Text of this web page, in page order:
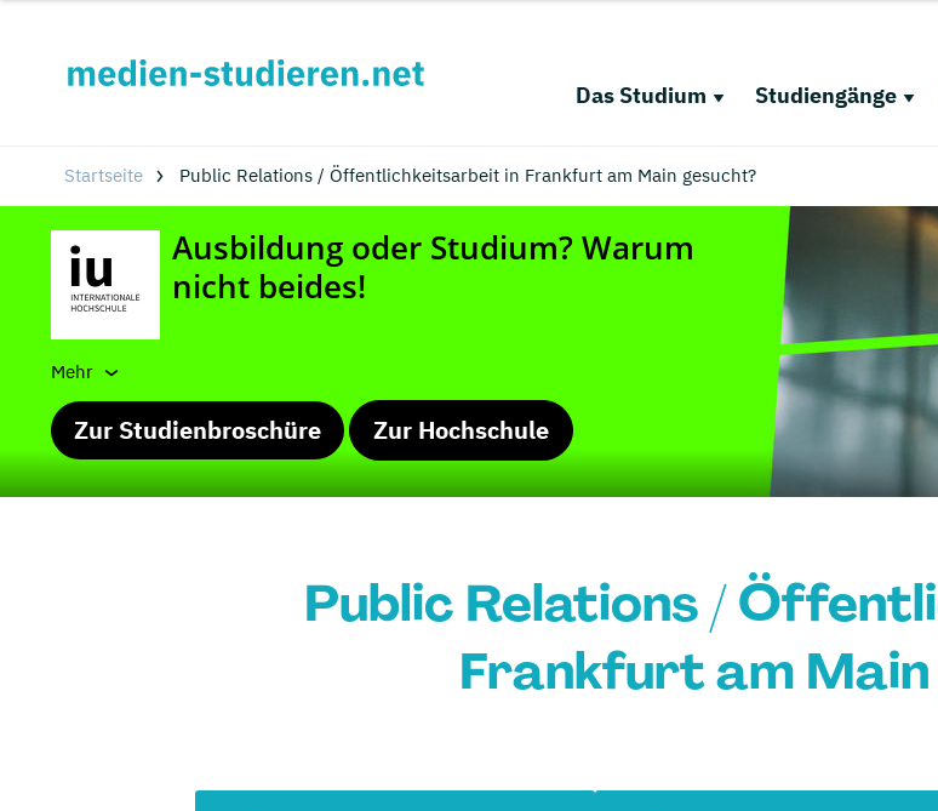
Das Studium Studiengänge
Startseite Public Relations / Öffentlichkeitsarbeit in Frankfurt am Main gesucht?
Mehr
Zur Studienbroschüre Zur Hochschule
Public Relations /
Frankfurt am